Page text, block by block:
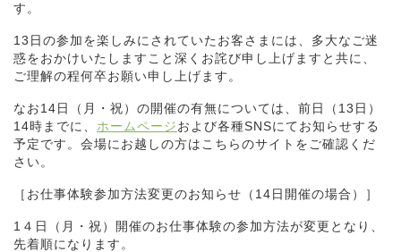
す。
13日の参加を楽しみにされていたお客さまには、多大なご迷
惑をおかけいたしますこと深くお詫び申し上げますと共に、
ご理解の程何卒お願い申し上げます。
なお14日（月・祝）の開催の有無については、前日（13日）
14時までに、 ホームページおよび各種SNSにてお知らせする
予定です。会場にお越しの方はこちらのサイトをご確認くだ
さい。
［お仕事体験参加方法変更のお知らせ（14日開催の場合）］
1４日（月・祝）開催のお仕事体験の参加方法が変更となり、
先着順になります。